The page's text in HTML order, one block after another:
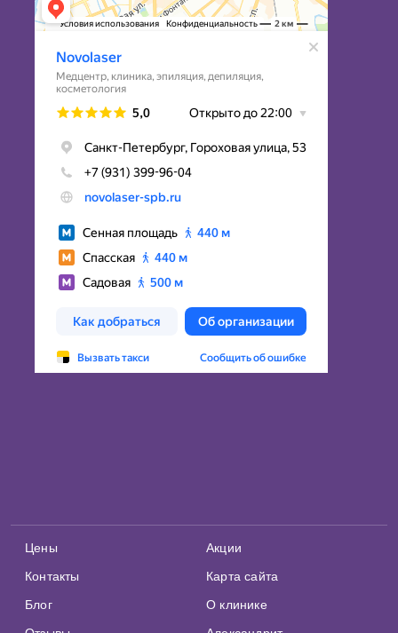
Цены
Акции
Контакты
Карта сайта
Блог
О клинике